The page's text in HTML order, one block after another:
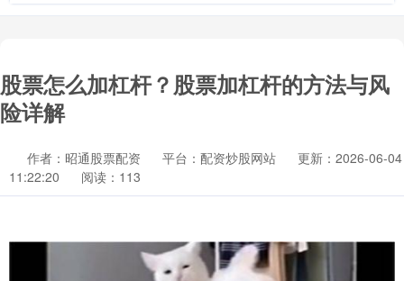
股票怎么加杠杆？股票加杠杆的方法与风
险详解
作者：昭通股票配资 平台：配资炒股网站
更新：2026-06-04
11:22:20
阅读：113